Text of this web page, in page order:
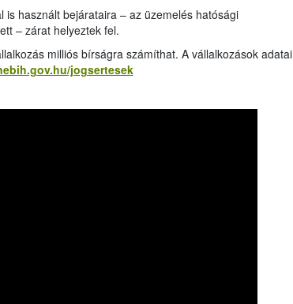
használt bejárataira – az üzemelés hatósági
– zárat helyeztek fel.
milliós bírságra számíthat. A vállalkozások adatai
jogsertesek